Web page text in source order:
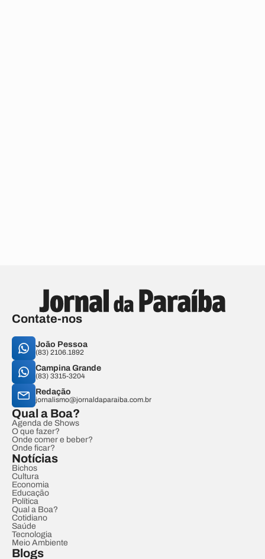
Contate-nos
João Pessoa
(83) 2106.1892
Campina Grande
(83) 3315-3204
Redação
jornalismo@jornaldaparaiba.com.br
Qual a Boa?
Agenda de Shows
O que fazer?
Onde comer e beber?
Onde ficar?
Notícias
Bichos
Cultura
Economia
Educação
Política
Qual a Boa?
Cotidiano
Saúde
Tecnologia
Meio Ambiente
Blogs